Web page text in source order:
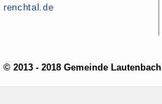
renchtal.de
© 2013 - 2018 Gemeinde Lautenbach